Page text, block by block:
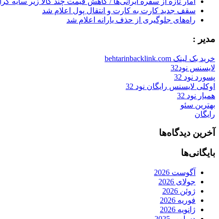
سقف جدید کارت به کارت و انتقال پول اعلام شد
راه‌های جلوگیری از حذف یارانه اعلام شد
مدیر :
خرید بک لینک behtarinbacklink.com
لایسنس نود32
پسورد نود 32
اوکلی لایسنس رایگان نود 32
همیار نود 32
بهترین سئو
رایگان
آخرین دیدگاه‌ها
بایگانی‌ها
آگوست 2026
جولای 2026
ژوئن 2026
فوریه 2026
ژانویه 2026